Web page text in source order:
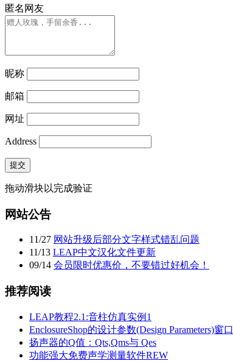
匿名网友
昵称
邮箱
网址
Address
提交
拖动滑块以完成验证
网站公告
11/27 网站升级后部分文字样式错乱问题
11/13 LEAP中文汉化文件更新
09/14 会员限时优惠价，不要错过好机会！
推荐阅读
LEAP教程2.1:音柱仿真实例1
EnclosureShop的设计参数(Design Parameters)窗口
扬声器的Q值：Qts,Qms与 Qes
功能强大免费声学测量软件REW